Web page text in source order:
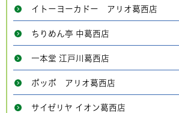
イトーヨーカドー アリオ葛西店
ちりめん亭 中葛西店
一本堂 江戸川葛西店
ポッポ アリオ葛西店
サイゼリヤ イオン葛西店